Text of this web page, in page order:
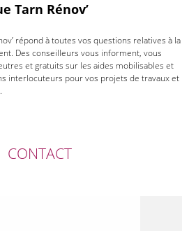
Tarn Rénov’
répond à toutes vos questions relatives à la
Des conseilleurs vous informent, vous
et gratuits sur les aides mobilisables et
interlocuteurs pour vos projets de travaux et
CONTACT